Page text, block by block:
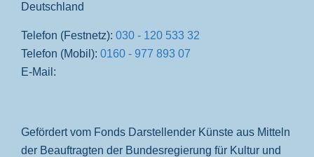
Deutschland
Telefon (Festnetz): 030 - 120 533 32
Telefon (Mobil): 0160 - 977 893 07
E-Mail:
Gefördert vom Fonds Darstellender Künste aus Mitteln
der Beauftragten der Bundesregierung für Kultur und